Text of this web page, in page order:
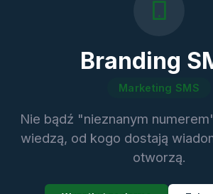
Branding
Marketing SMS
Nie bądź "nieznanym
wiedzą, od kogo dostają
otworzą.